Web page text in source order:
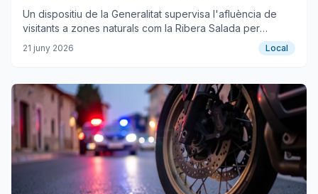
Un dispositiu de la Generalitat supervisa l'afluència de
visitants a zones naturals com la Ribera Salada per
garantir el respecte pel medi ambient.
21 juny 2026 Local